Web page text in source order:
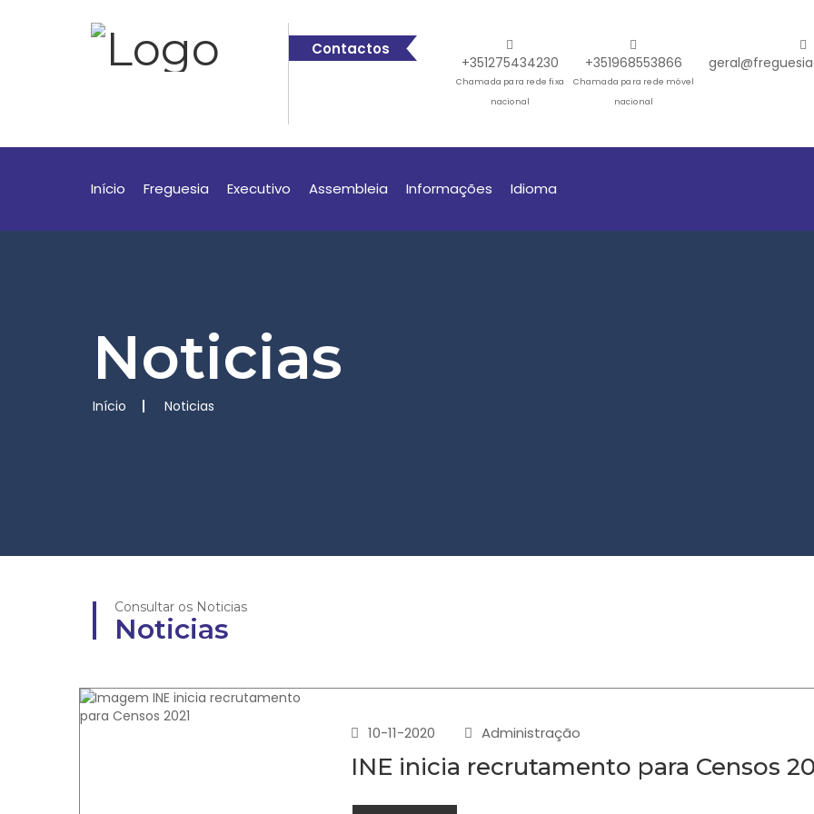
Contactos
+351275434230
Chamada para rede fixa
nacional
+351968553866
Chamada para rede móvel
nacional
Início Freguesia Executivo Assembleia Informações Idioma
Noticias
Início Noticias
Consultar os Noticias
Noticias
10-11-2020 Administração
INE inicia recrutamento para Censos